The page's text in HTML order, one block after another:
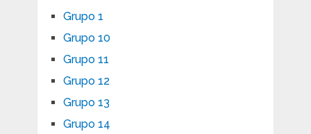
Grupo 1
Grupo 10
Grupo 11
Grupo 12
Grupo 13
Grupo 14